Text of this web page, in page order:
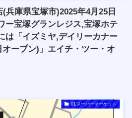
兵庫県宝塚市)2025年4月25日
ー宝塚グランレジス,宝塚ホテ
は「イズミヤ,デイリーカナー
オープン)」エイチ・ツー・オ
01スーパーマーケット